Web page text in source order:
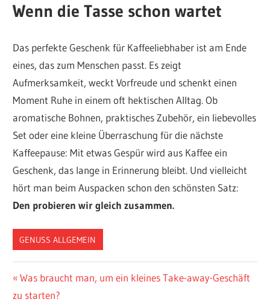
Wenn die Tasse schon wartet
Das perfekte Geschenk für Kaffeeliebhaber ist am Ende
eines, das zum Menschen passt. Es zeigt
Aufmerksamkeit, weckt Vorfreude und schenkt einen
Moment Ruhe in einem oft hektischen Alltag. Ob
aromatische Bohnen, praktisches Zubehör, ein liebevolles
Set oder eine kleine Überraschung für die nächste
Kaffeepause: Mit etwas Gespür wird aus Kaffee ein
Geschenk, das lange in Erinnerung bleibt. Und vielleicht
hört man beim Auspacken schon den schönsten Satz:
Den probieren wir gleich zusammen.
GENUSS ALLGEMEIN
Beitragsnavigation
Vorheriger
Beitrag:
Was braucht man, um ein kleines Take-away-Geschäft
zu starten?